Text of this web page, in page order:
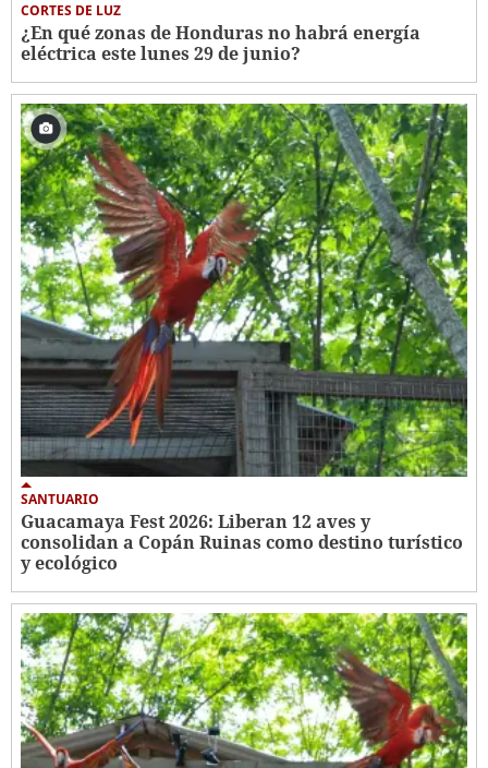
CORTES DE LUZ
¿En qué zonas de Honduras no habrá energía
eléctrica este lunes 29 de junio?
SANTUARIO
Guacamaya Fest 2026: Liberan 12 aves y
consolidan a Copán Ruinas como destino turístico
y ecológico